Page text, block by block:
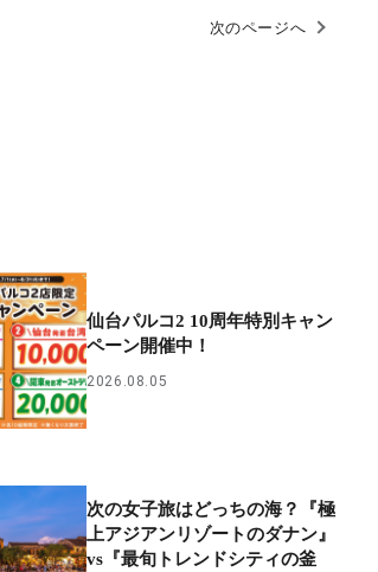
次のページへ
仙台パルコ2 10周年特別キャン
ペーン開催中！
2026.08.05
次の女子旅はどっちの海？『極
上アジアンリゾートのダナン』
vs『最旬トレンドシティの釜